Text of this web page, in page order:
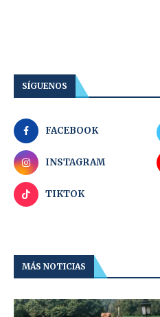
SÍGUENOS
FACEBOOK
INSTAGRAM
TIKTOK
MÁS NOTICIAS